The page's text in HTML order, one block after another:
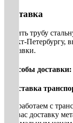
Доставка
Купить трубу
Санкт-Петербургу,
доставки.
Способы доставки:
• Доставка
Мы работаем с
для вас доставку